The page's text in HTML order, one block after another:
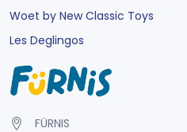
Woet by New Classic Toys
Les Deglingos
FÜRNIS